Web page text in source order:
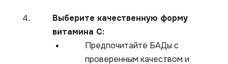
Выберите качественную форму
витамина С:
Предпочитайте БАДы с
проверенным качеством и